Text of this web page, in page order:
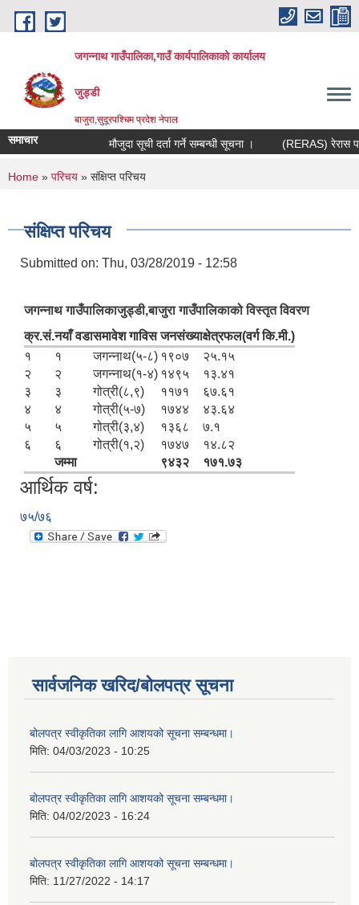
Skip to main content
जगन्नाथ गाउँपालिका,गाउँ कार्यपालिकाको कार्यालय
जुड्डी
बाजुरा,सुदूरपश्चिम प्रदेश नेपाल
समाचार मौजुदा सूची दर्ता गर्ने सम्बन्धी सूचना । (RERAS) रेरास
You are here
Home » परिचय » संक्षिप्त परिचय
संक्षिप्त परिचय
Submitted on: Thu, 03/28/2019 - 12:58
जगन्नाथ गाउँपालिकाजुड्डी,बाजुरा गाउँपालिकाको विस्तृत विवरण
क्र.सं.नयाँ वडासमावेश गाविसजनसंख्याक्षेत्रफल(वर्ग कि.मी.)
१
१ जगन्नाथ(५-८) १९०७
२५.१५
२
२ जगन्नाथ(१-४) १४९५
१३.४१
३
३ गोत्री(८,९) ११७१
६७.६१
४
४ गोत्री(५-७) १७४४
४३.६४
५
५ गोत्री(३,४) १३६८
७.१
६
६ गोत्री(१,२) १७४७
१४.८२
जम्मा
९४३२ १७१.७३
आर्थिक वर्ष:
७५/७६
सार्वजनिक खरिद/बोलपत्र सूचना
बोलपत्र स्वीकृतिका लागि आशयको सूचना सम्बन्धमा।
मिति: 04/03/2023 - 10:25
बोलपत्र स्वीकृतिका लागि आशयको सूचना सम्बन्धमा।
मिति: 04/02/2023 - 16:24
बोलपत्र स्वीकृतिका लागि आशयको सूचना सम्बन्धमा।
मिति: 11/27/2022 - 14:17